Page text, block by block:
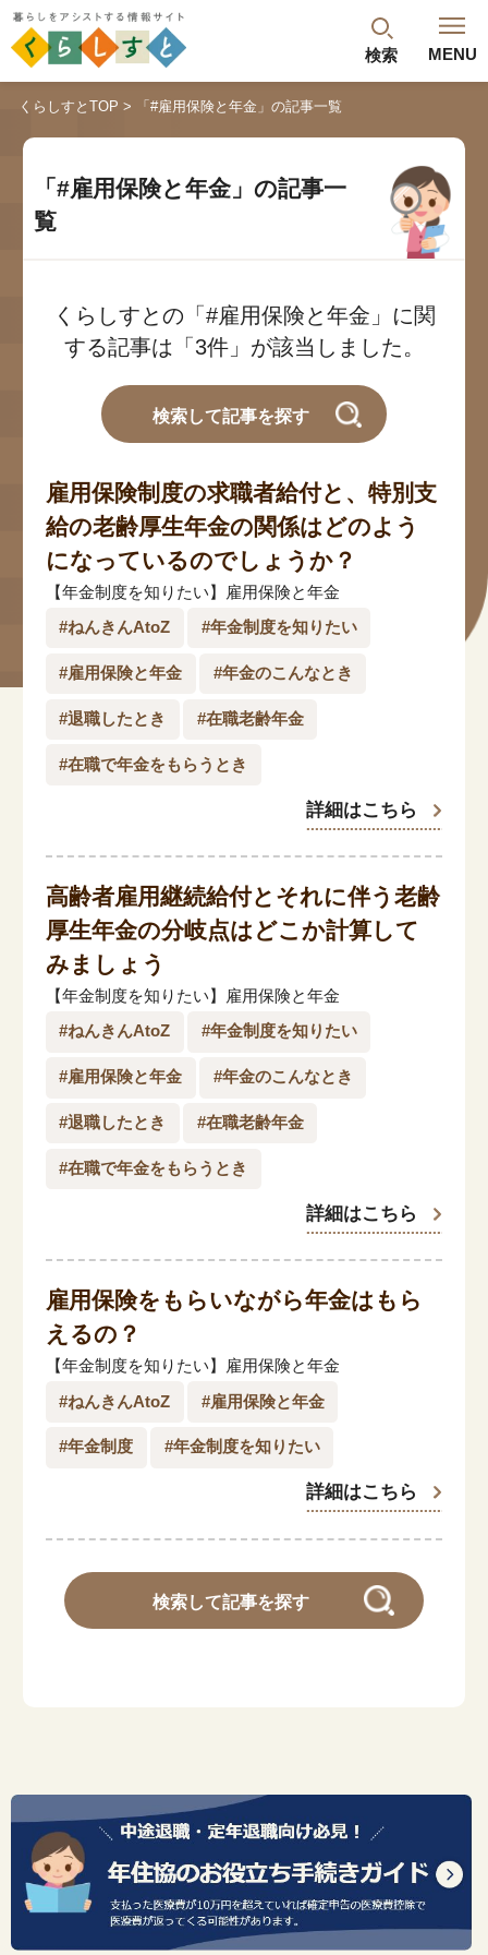
検索 MENU
閉じる
最新記事 閲覧履歴 ランキング
年金のよくあるご質問
人気#タグ「5選」
#年金広報
#くらしすとEYE(年金)
#ねんきんAtoZ
「健康」に関する記事
「終活」に関する記事
「家計」に関する記事
「暮らし」に関する記事
くらしすとについて
プライバシーポリシー（個人情報保護方針）
くらしすとTOP 「#雇用保険と年金」の記事一覧
「#雇用保険と年金」の記事一
覧
くらしすとの「#雇用保険と年金」に関
する記事は「3件」が該当しました。
検索して記事を探す
雇用保険制度の求職者給付と、特別支
給の老齢厚生年金の関係はどのよう
になっているのでしょうか？
【年金制度を知りたい】雇用保険と年金
#ねんきんAtoZ #年金制度を知りたい
#雇用保険と年金 #年金のこんなとき
#退職したとき #在職老齢年金
#在職で年金をもらうとき
詳細はこちら
高齢者雇用継続給付とそれに伴う老齢
厚生年金の分岐点はどこか計算して
みましょう
【年金制度を知りたい】雇用保険と年金
#ねんきんAtoZ #年金制度を知りたい
#雇用保険と年金 #年金のこんなとき
#退職したとき #在職老齢年金
#在職で年金をもらうとき
詳細はこちら
雇用保険をもらいながら年金はもら
えるの？
【年金制度を知りたい】雇用保険と年金
#ねんきんAtoZ #雇用保険と年金
#年金制度 #年金制度を知りたい
詳細はこちら
検索して記事を探す